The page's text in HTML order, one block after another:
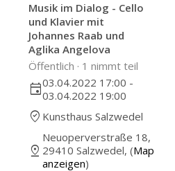
Musik im Dialog - Cello
und Klavier mit
Johannes Raab und
Aglika Angelova
Öffentlich · 1 nimmt teil
event03.04.2022 17:00 -
03.04.2022 19:00
where_to_vote Kunsthaus Salzwedel
pin_drop
Neuoperverstraße 18,
29410 Salzwedel, (Map
anzeigen)